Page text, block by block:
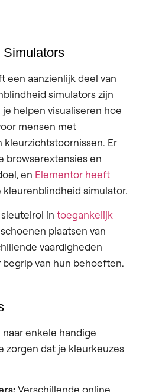
Simulators
een aanzienlijk deel van
simulators zijn
helpen visualiseren hoe
mensen met
kleurzichtstoornissen. Er
browserextensies en
en Elementor heeft
simulator.
in toegankelijk
plaatsen van
vaardigheden
van hun behoeften.
enkele handige
zorgen dat je kleurkeuzes
Verschillende online